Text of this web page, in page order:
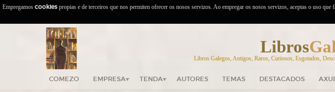
Libros
Libros Galegos, Antigos, Raros, Curiosos, Esgotados,
COMEZO EMPRESA TENDA AUTORES TEMAS DESTACADOS
Empregamos cookies propias e de terceiros que nos permiten ofrecer os nosos servizos. Ao empregar os nosos servizos, aceptas o uso que